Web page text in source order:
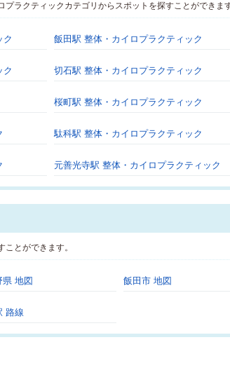
ラクティックカテゴリからスポットを探すことができます
ク 飯田駅 整体・カイロプラクティック
ク 切石駅 整体・カイロプラクティック
桜町駅 整体・カイロプラクティック
駄科駅 整体・カイロプラクティック
元善光寺駅 整体・カイロプラクティック
とができます。
県 地図 飯田市 地図
路線